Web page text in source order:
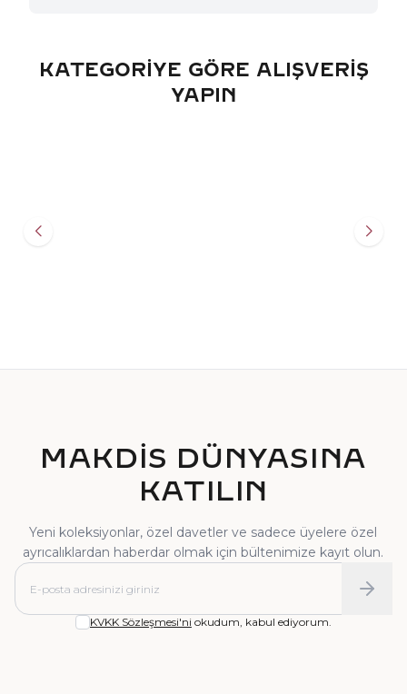
KATEGORIYE GÖRE ALIŞVERIŞ
YAPIN
MAKDİS DÜNYASINA
KATILIN
Yeni koleksiyonlar, özel davetler ve sadece üyelere özel
ayrıcalıklardan haberdar olmak için bültenimize kayıt olun.
KVKK Sözleşmesi'ni okudum, kabul ediyorum.